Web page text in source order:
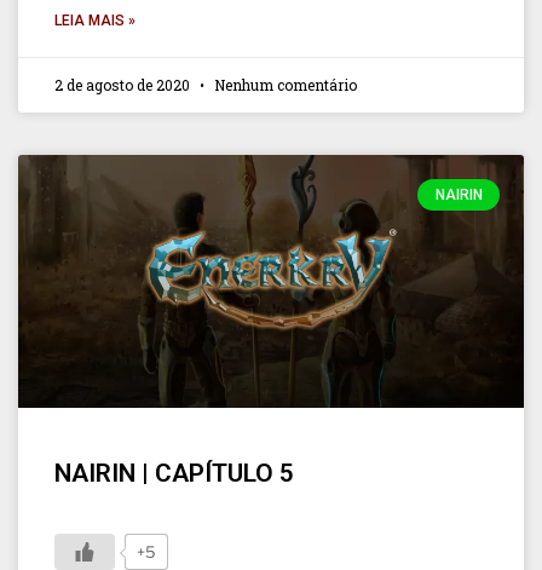
LEIA MAIS »
2 de agosto de 2020 Nenhum comentário
NAIRIN
NAIRIN | CAPÍTULO 5
+5